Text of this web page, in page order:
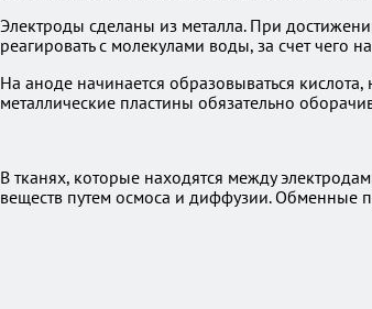
Электроды сделаны из металла. При
реагировать с молекулами воды, за счет чего
На аноде начинается образовываться
металлические пластины обязательно
В тканях, которые находятся между
веществ путем осмоса и диффузии. Обменные